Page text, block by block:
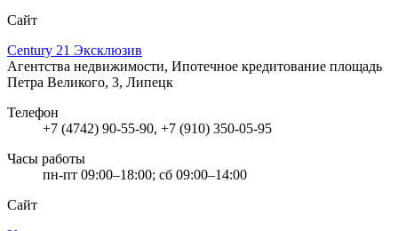
Сайт
Century 21 Эксклюзив
Агентства недвижимости, Ипотечное кредитование площадь
Петра Великого, 3, Липецк
Телефон
+7 (4742) 90-55-90, +7 (910) 350-05-95
Часы работы
пн-пт 09:00–18:00; сб 09:00–14:00
Сайт